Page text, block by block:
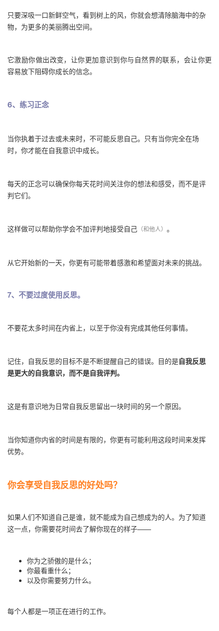
只要深吸一口新鲜空气，看到树上的风，你就会想清除脑海中的杂
物，为更多的美丽腾出空间。
它激励你做出改变，让你更加意识到你与自然界的联系，会让你更
容易放下阻碍你成长的信念。
6、练习正念
当你执着于过去或未来时，不可能反思自己。只有当你完全在场
时，你才能在自我意识中成长。
每天的正念可以确保你每天花时间关注你的想法和感受，而不是评
判它们。
这样做可以帮助你学会不加评判地接受自己 （和他人） 。
从它开始新的一天，你更有可能带着感激和希望面对未来的挑战。
7、不要过度使用反思。
不要花太多时间在内省上，以至于你没有完成其他任何事情。
记住，自我反思的目标不是不断提醒自己的错误。目的是自我反思
是更大的自我意识，而不是自我评判。
这是有意识地为日常自我反思留出一块时间的另一个原因。
当你知道你内省的时间是有限的，你更有可能利用这段时间来发挥
优势。
你会享受自我反思的好处吗？
如果人们不知道自己是谁，就不能成为自己想成为的人。为了知道
这一点，你需要花时间去了解你现在的样子——
你为之骄傲的是什么；
你最看重什么；
以及你需要努力什么。
每个人都是一项正在进行的工作。